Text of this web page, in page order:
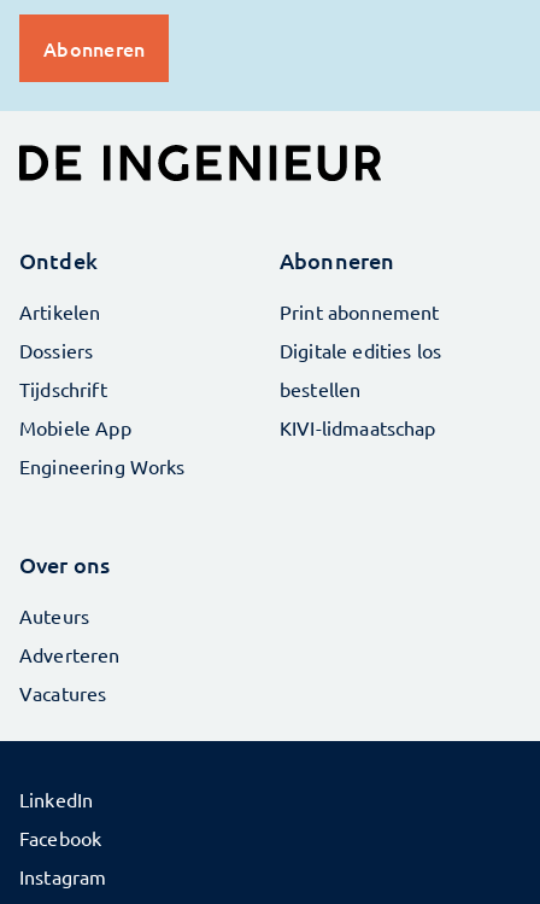
Ontdek
Artikelen
Dossiers
Tijdschrift
Mobiele App
Engineering Works
Abonneren
Print abonnement
Digitale edities los
bestellen
KIVI-lidmaatschap
Over ons
Auteurs
Adverteren
Vacatures
LinkedIn
Facebook
Instagram